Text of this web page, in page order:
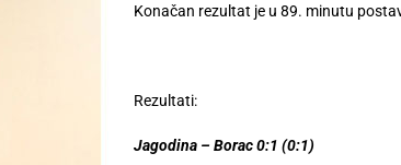
Konačan rezultat je u 89. minutu
Rezultati:
Jagodina – Borac 0:1 (0:1)